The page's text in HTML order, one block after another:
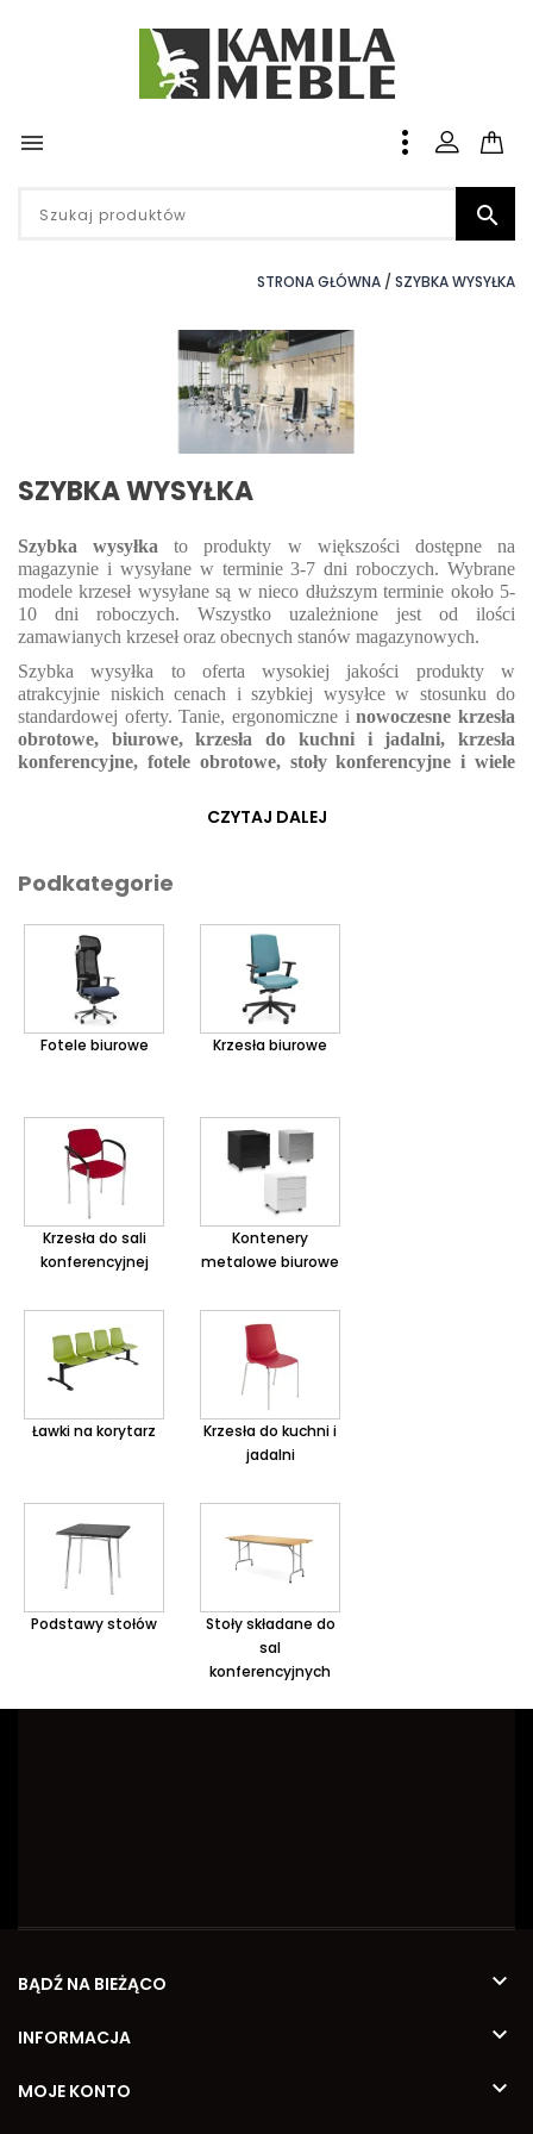


STRONA GŁÓWNA SZYBKA WYSYŁKA
SZYBKA WYSYŁKA
Szybka wysyłka to produkty w większości dostępne na
magazynie i wysyłane w terminie 3-7 dni roboczych. Wybrane
modele krzeseł wysyłane są w nieco dłuższym terminie około 5-
10 dni roboczych. Wszystko uzależnione jest od ilości
zamawianych krzeseł oraz obecnych stanów magazynowych.
Szybka wysyłka to oferta wysokiej jakości produkty w
atrakcyjnie niskich cenach i szybkiej wysyłce w stosunku do
standardowej oferty. Tanie, ergonomiczne inowoczesne krzesła
obrotowe, biurowe, krzesła do kuchni i jadalni, krzesła
konferencyjne, fotele obrotowe, stoły konferencyjne i wiele
Przed zamówieniem większej ilości krzeseł zapraszamy do
Kiedy tworzymy ofertę na meble, uważnie przyglądamy się
potrzebom użytkowników, szczególnie w kontekście codziennych
czynności. Naszym celem jest tworzenie mebli, które zapewniają
pozytywne doświadczenia dla każdego użytkownika.
Tradycyjnie przy projektowaniu miejsc pracy koncentrowano się
na potrzebach fizycznych i działaniach pracownika - dobry
projekt był wydajny. Ostatnio obserwujemy przesunięcie w
doświadczenia użytkownika, znane jest jako Dyscyplina
Czynników Ludzkich.
Wychodząc naprzeciw Państwa oczekiwaniom wprowadzamy do
oferty najnowocześniejsze i ergonomiczne krzesła obrotowe czy
fotele biurowe. Między innymi fotel Action to fotel gabinetowy,
który jednocześnie zapewnia wygodę i optymalną pozycję ciała.
Fotel cechuje wyjątkowo ergonomiczny charakter dzięki
dzięki regulowanemu podparciu odcinka lędźwiowego
kręgosłupa oraz regulowanym podłokietnikom.
Wyróżniającym elementem modelu jest szeroki, muli-regulowany
zagłówek, zapewniający solidne podparcie dla karku i głowy.
Unikatowa forma fotela podkreślona została przez aluminiowe
elementy podtrzymujące oparcie, nadające mu lekko industrialny
Fotel Actionposiada również znany na całym świecie znak GS,
który potwierdza spełnienie wymagań jakościowych określonych
przez niemieckie przepisy dotyczące bezpieczeństwa sprzętu i
produktów. Zapraszamy do zapoznania się z ofertą na
fotele Profim , Nowy Styl .
CZYTAJ DALEJ
Podkategorie
Fotele biurowe Krzesła biurowe
Krzesła do sali
konferencyjnej
Kontenery
metalowe biurowe
Ławki na korytarz
Krzesła do kuchni i
jadalni
Podstawy stołów
Stoły składane do
sal
konferencyjnych
BĄDŹ NA BIEŻĄCO 
INFORMACJA 
MOJE KONTO 